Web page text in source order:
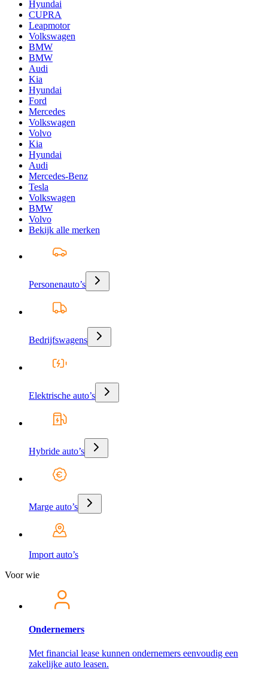
Hyundai
CUPRA
Leapmotor
Volkswagen
BMW
BMW
Audi
Kia
Hyundai
Ford
Mercedes
Volkswagen
Volvo
Kia
Hyundai
Audi
Mercedes-Benz
Tesla
Volkswagen
BMW
Volvo
Bekijk alle merken
Personenauto’s
Bedrijfswagens
Elektrische auto’s
Hybride auto’s
Marge auto’s
Import auto’s
Voor wie
Ondernemers
Met financial lease kunnen ondernemers eenvoudig een
zakelijke auto leasen.